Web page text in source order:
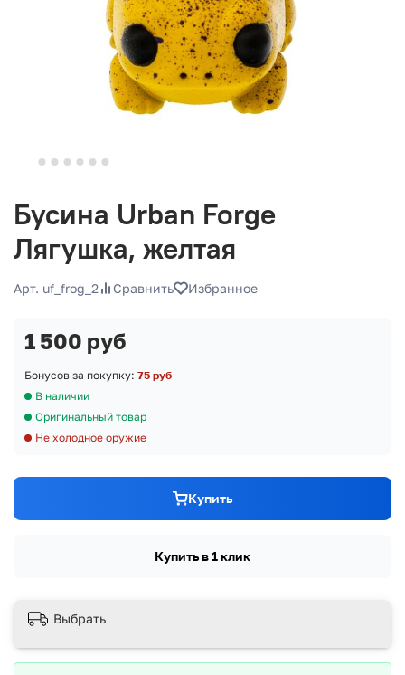
Бусина Urban Forge
Лягушка, желтая
Арт. uf_frog_2 Сравнить Избранное
1 500 руб
Бонусов за покупку: 75 руб
В наличии
Оригинальный товар
Не холодное оружие
Купить
Купить в 1 клик
Выбрать